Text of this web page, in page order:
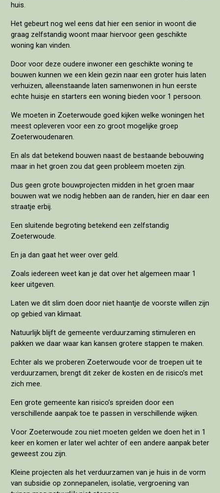
huis.
Het gebeurt nog wel eens dat hier een senior in woont die
graag zelfstandig woont maar hiervoor geen geschikte
woning kan vinden.
Door voor deze oudere inwoner een geschikte woning te
bouwen kunnen we een klein gezin naar een groter huis laten
verhuizen, alleenstaande laten samenwonen in hun eerste
echte huisje en starters een woning bieden voor 1 persoon.
We moeten in Zoeterwoude goed kijken welke woningen het
meest opleveren voor een zo groot mogelijke groep
Zoeterwoudenaren.
En als dat betekend bouwen naast de bestaande bebouwing
maar in het groen zou dat geen probleem moeten zijn.
Dus geen grote bouwprojecten midden in het groen maar
bouwen wat we nodig hebben aan de randen, hier en daar een
straatje erbij.
Een sluitende begroting betekend een zelfstandig
Zoeterwoude.
En ja dan gaat het weer over geld.
Zoals iedereen weet kan je dat over het algemeen maar 1
keer uitgeven.
Laten we dit slim doen door niet haantje de voorste willen zijn
op gebied van klimaat.
Natuurlijk blijft de gemeente verduurzaming stimuleren en
pakken we daar waar kan kansen grotere stappen te maken.
Echter als we proberen Zoeterwoude voor de troepen uit te
verduurzamen, brengt dit zeker de kosten en de risico’s met
zich mee.
Een grote gemeente kan risico’s spreiden door een
verschillende aanpak toe te passen in verschillende wijken.
Voor Zoeterwoude zou niet moeten gelden we doen het in 1
keer en komen er later wel achter of een andere aanpak beter
geweest zou zijn.
Kleine projecten als het verduurzamen van je huis in de vorm
van subsidie op zonnepanelen, isolatie, vergroening van